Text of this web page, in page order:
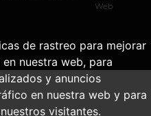
de rastreo para mejorar
nuestra web, para
y anuncios
en nuestra web y para
visitantes.
Web